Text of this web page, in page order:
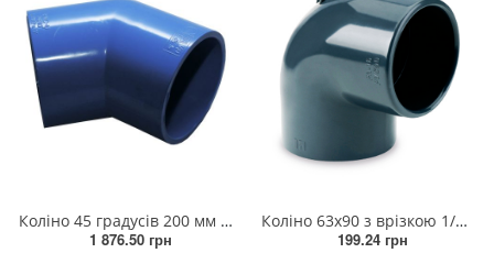
Коліно 45 градусів 200 мм (2штук/ящик)
1 876.50 грн
Коліно 63х90 з врізкою 1/2 РВ прямо
199.24 грн